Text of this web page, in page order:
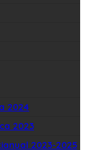
2024
2023
2023-2025